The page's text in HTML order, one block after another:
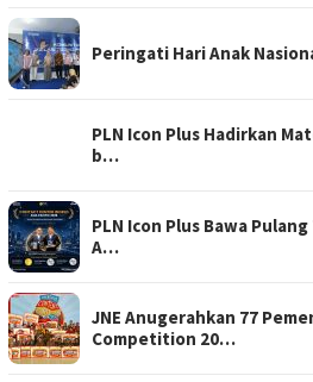
Peringati Hari Anak
PLN Icon Plus Hadirkan
b…
PLN Icon Plus Bawa
A…
JNE Anugerahkan 77
Competition 20…